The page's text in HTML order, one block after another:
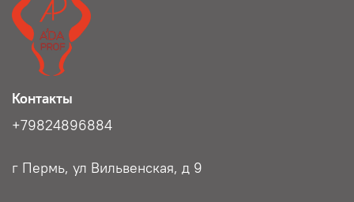
Контакты
+79824896884
г Пермь, ул Вильвенская, д 9